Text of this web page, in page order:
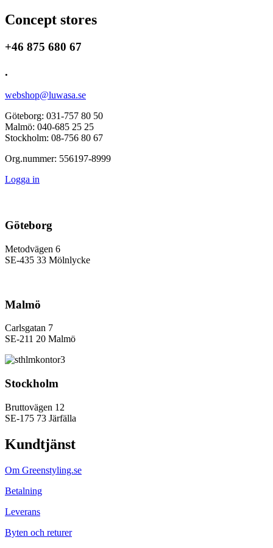
Concept stores
+46 875 680 67
.
webshop@luwasa.se
Göteborg: 031-757 80 50
Malmö: 040-685 25 25
Stockholm: 08-756 80 67
Org.nummer: 556197-8999
Logga in
Göteborg
Metodvägen 6
SE-435 33 Mölnlycke
Malmö
Carlsgatan 7
SE-211 20 Malmö
Stockholm
Bruttovägen 12
SE-175 73 Järfälla
Kundtjänst
Om Greenstyling.se
Betalning
Leverans
Byten och returer